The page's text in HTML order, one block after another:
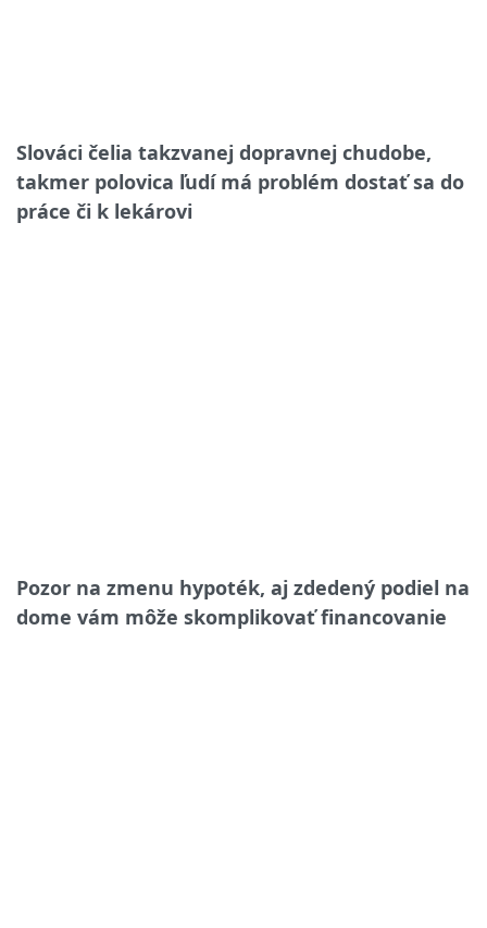
Slováci čelia takzvanej dopravnej chudobe,
takmer polovica ľudí má problém dostať sa do
práce či k lekárovi
Pozor na zmenu hypoték, aj zdedený podiel na
dome vám môže skomplikovať financovanie